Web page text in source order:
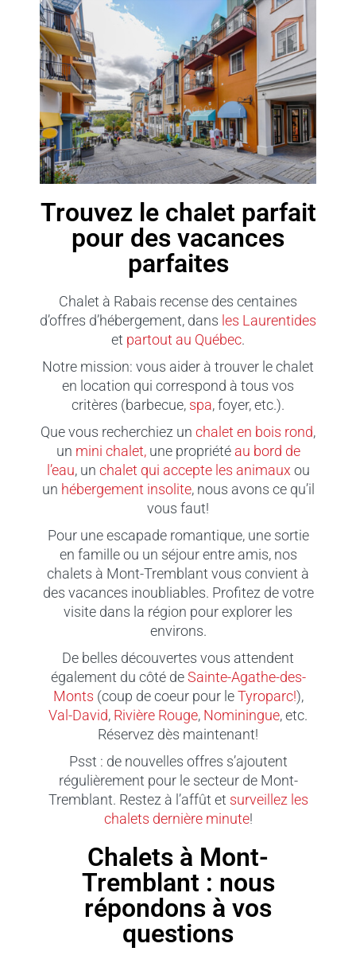
Trouvez le chalet parfait
pour des vacances
parfaites
Chalet à Rabais recense des centaines
d’offres d’hébergement, dans les Laurentides
et partout au Québec.
Notre mission: vous aider à trouver le chalet
en location qui correspond à tous vos
critères (barbecue, spa, foyer, etc.).
Que vous recherchiez un chalet en bois rond,
un mini chalet,une propriété au bord de
l’eau, un chalet qui accepte les animaux ou
un hébergement insolite, nous avons ce qu’il
vous faut!
Pour une escapade romantique, une sortie
en famille ou un séjour entre amis, nos
chalets à Mont-Tremblant vous convient à
des vacances inoubliables. Profitez de votre
visite dans la région pour explorer les
environs.
De belles découvertes vous attendent
également du côté deSainte-Agathe-des-
Monts (coup de coeur pour leTyroparc!),
Val-David, Rivière Rouge, Nominingue, etc.
Réservez dès maintenant!
Psst : de nouvelles offres s’ajoutent
régulièrement pour le secteur de Mont-
Tremblant. Restez à l’affût et surveillez les
chalets dernière minute!
Chalets à Mont-
Tremblant : nous
répondons à vos
questions